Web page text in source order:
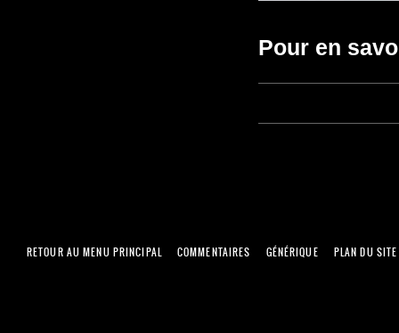
Pour en
RETOUR AU MENU PRINCIPAL COMMENTAIRES GÉNÉRIQUE PLAN DU SITE